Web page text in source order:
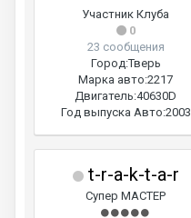
Участник Клуба
0
23 сообщения
Город:Тверь
Марка авто:2217
Двигатель:40630D
Год выпуска Авто:2003
t-r-a-k-t-a-r
Супер МАСТЕР